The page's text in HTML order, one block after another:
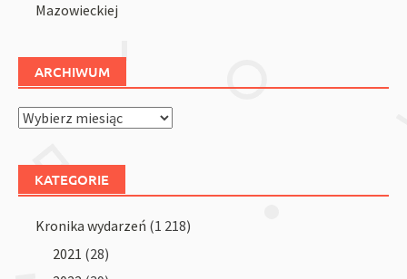
Mazowieckiej
ARCHIWUM
Archiwum
KATEGORIE
Kronika wydarzeń (1 218)
2021 (28)